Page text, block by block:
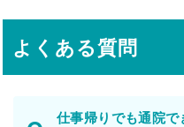
よくある質問
仕事帰りでも通院